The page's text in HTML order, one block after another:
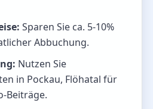
Sparen Sie ca. 5-10%
Abbuchung.
Nutzen Sie
in Pockau, Flöhatal für
Beiträge.